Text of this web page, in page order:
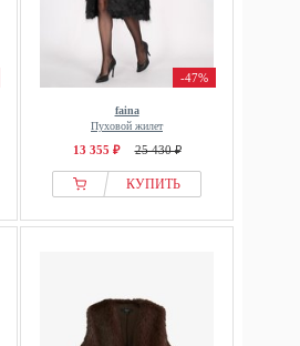
-47%
faina
Пуховой жилет
13 355 ₽ 25 430 ₽
КУПИТЬ